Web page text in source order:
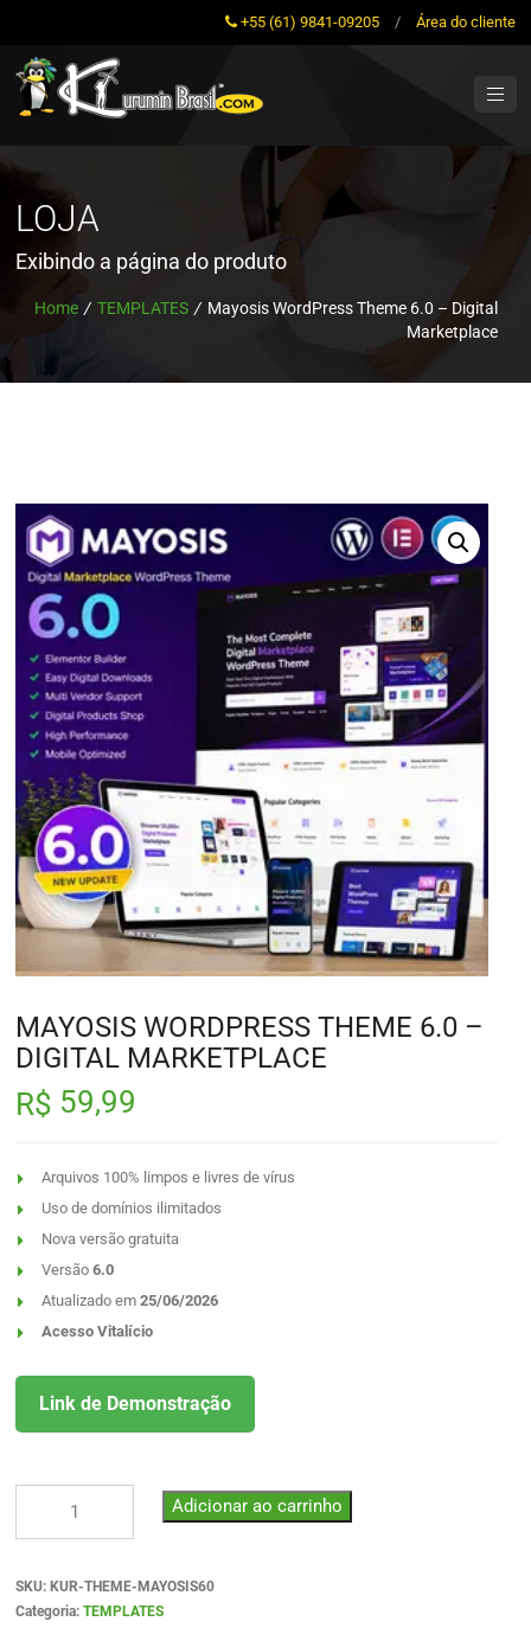
+55 (61) 9841-09205 / Área do cliente
LOJA
Exibindo a página do produto
Home / TEMPLATES / Mayosis WordPress Theme 6.0 – Digital
Marketplace
MAYOSIS WORDPRESS THEME 6.0 –
DIGITAL MARKETPLACE
R$ 59,99
Arquivos 100% limpos e livres de vírus
Uso de domínios ilimitados
Nova versão gratuita
Versão6.0
Atualizado em25/06/2026
Acesso Vitalício
Link de Demonstração
Adicionar ao carrinho
SKU:KUR-THEME-MAYOSIS60
Categoria:TEMPLATES